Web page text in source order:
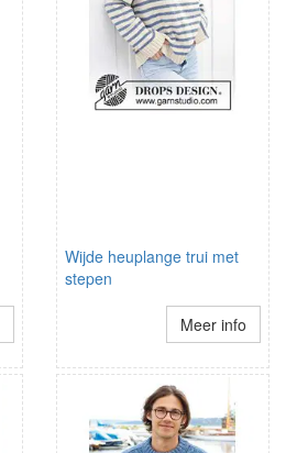
Wijde heuplange trui met
stepen
Meer info